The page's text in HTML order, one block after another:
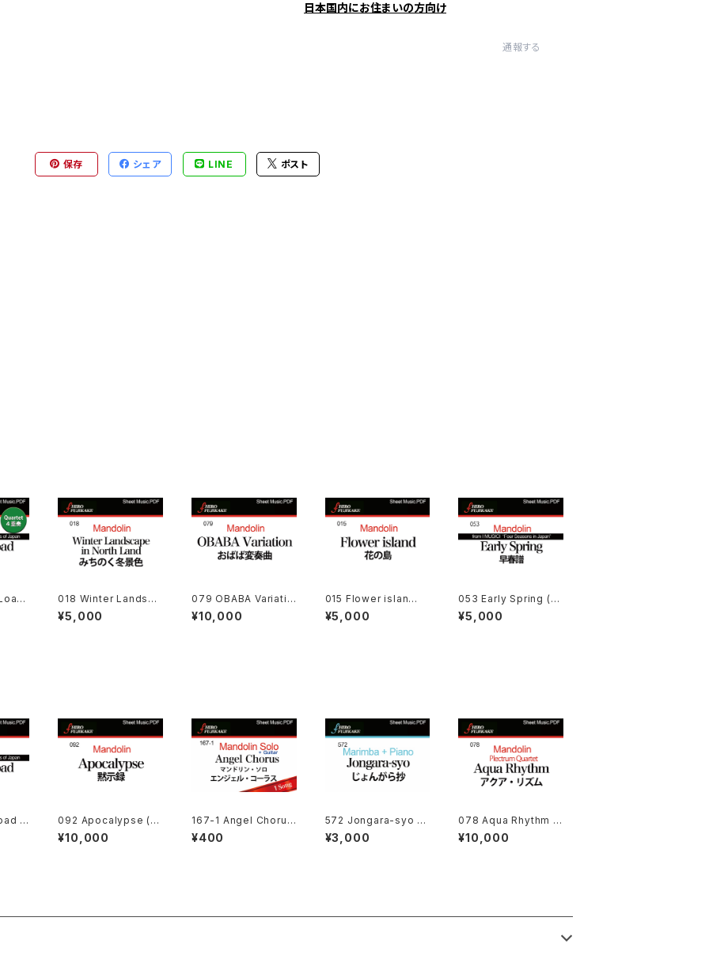
日本国内にお住まいの方向け
通報する
保存 シェア LINE ポスト
018 Winter Landsca
pe in North Land (み
ちのく冬景色 )
¥5,000
079 OBABA Variatio
n (おばば変奏曲)
¥10,000
015 Flower islan
d (花の島)
¥5,000
053 Early Spring (早
春譜)
¥5,000
–
092 Apocalypse (黙
示録)
¥10,000
167-1 Angel Chorus
エンジェル・コーラス
¥400
572 Jongara-syo fo
r marimba with pian
o
¥3,000
078 Aqua Rhythm –
plectrum Quartet(ア
クア·リズム（プレクトラ
¥10,000